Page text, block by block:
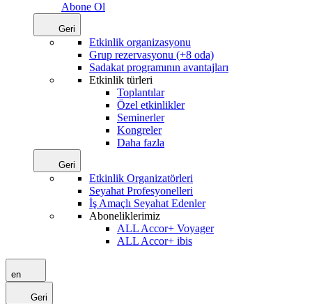
Abone Ol
Geri
Etkinlik organizasyonu
Grup rezervasyonu (+8 oda)
Sadakat programının avantajları
Etkinlik türleri
Toplantılar
Özel etkinlikler
Seminerler
Kongreler
Daha fazla
Geri
Etkinlik Organizatörleri
Seyahat Profesyonelleri
İş Amaçlı Seyahat Edenler
Aboneliklerimiz
ALL Accor+ Voyager
ALL Accor+ ibis
en
Geri